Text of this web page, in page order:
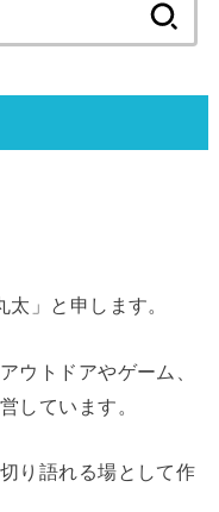
」と申します。
ウトドアやゲーム、
しています。
り語れる場として作